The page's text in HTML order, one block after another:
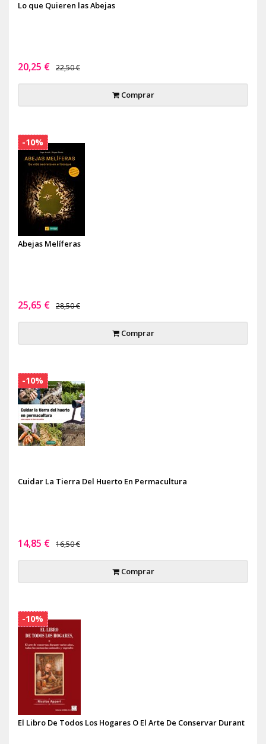
Lo que Quieren las Abejas
20,25 € 22,50 €
Comprar
Abejas Melíferas
25,65 € 28,50 €
Comprar
-10%
Cuidar La Tierra Del Huerto En Permacultura
14,85 € 16,50 €
Comprar
-10%
El Libro De Todos Los Hogares O El Arte De Conservar Durant
-10%